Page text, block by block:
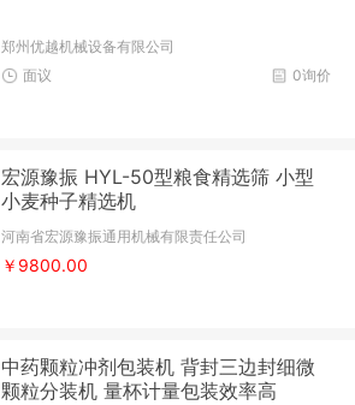
郑州优越机械设备有限公司
0询价
面议
宏源豫振 HYL-50型粮食精选筛 小型
小麦种子精选机
河南省宏源豫振通用机械有限责任公司
￥9800.00
中药颗粒冲剂包装机 背封三边封细微
颗粒分装机 量杯计量包装效率高